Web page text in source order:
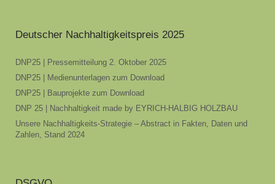
Deutscher Nachhaltigkeitspreis 2025
DNP25 | Pressemitteilung 2. Oktober 2025
DNP25 | Medienunterlagen zum Download
DNP25 | Bauprojekte zum Download
DNP 25 | Nachhaltigkeit made by EYRICH-HALBIG HOLZBAU
Unsere Nachhaltigkeits-Strategie – Abstract in Fakten, Daten und
Zahlen, Stand 2024